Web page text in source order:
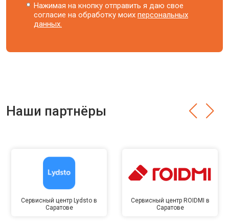
Нажимая на кнопку отправить я даю свое
согласие на обработку моихперсональных
данных.
Наши партнёры
Сервисный центр Lydsto в
Саратове
Сервисный центр ROIDMI в
Саратове